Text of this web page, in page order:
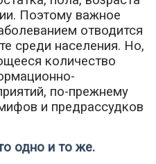
Поэтому важное
отводится
среди населения. Но,
количество
по-прежнему
и предрассудков
одно и то же.